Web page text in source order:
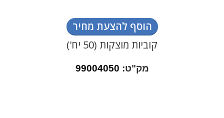
הוסף להצעת מחיר
קוביות מוצקות (50 יח')
מק"ט: 99004050